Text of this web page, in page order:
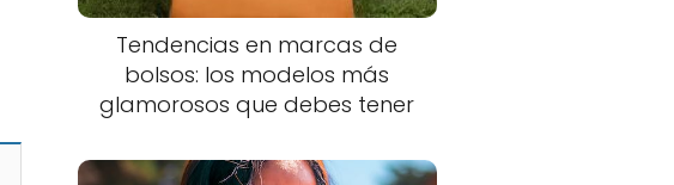
Tendencias en marcas de
bolsos: los modelos más
glamorosos que debes tener